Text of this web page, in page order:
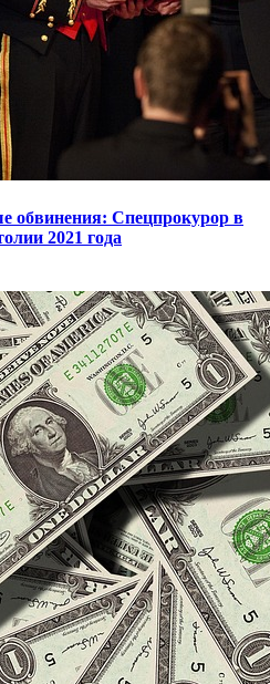
обвинения: Спецпрокурор в
2021 года